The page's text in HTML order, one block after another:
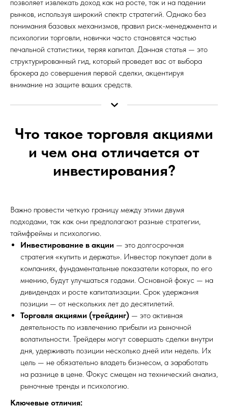
позволяет извлекать доход как на росте, так и на падении
рынков, используя широкий спектр стратегий. Однако без
понимания базовых механизмов, правил риск-менеджмента и
психологии торговли, новички часто становятся частью
печальной статистики, теряя капитал. Данная статья — это
структурированный гид, который проведет вас от выбора
брокера до совершения первой сделки, акцентируя
внимание на защите ваших средств.
Что такое торговля акциями
и чем она отличается от
инвестирования?
Важно провести четкую границу между этими двумя
подходами, так как они предполагают разные стратегии,
таймфреймы и психологию.
Инвестирование в акции — это долгосрочная
стратегия «купить и держать». Инвестор покупает доли в
компаниях, фундаментальные показатели которых, по его
мнению, будут улучшаться годами. Основной фокус — на
дивидендах и росте капитализации. Срок удержания
позиции — от нескольких лет до десятилетий.
Торговля акциями (трейдинг) — это активная
деятельность по извлечению прибыли из рыночной
волатильности. Трейдеры могут совершать сделки внутри
дня, удерживать позиции несколько дней или недель. Их
цель — не обязательно владеть бизнесом, а заработать
на разнице в цене. Фокус смещен на технический анализ,
рыночные тренды и психологию.
Ключевые отличия: